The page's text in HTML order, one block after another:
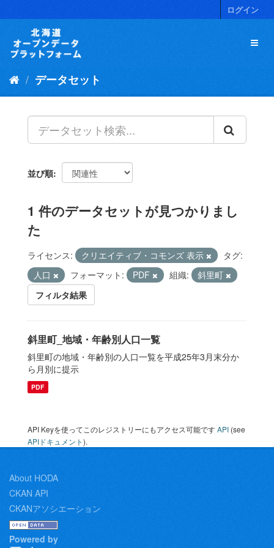
キ
ログイン
データセット
並び順
1 件のデータセットが見つかりまし
た
ライセンス: クリエイティブ・コモンズ 表示
タグ:
人口
フォーマット: PDF 組織:
斜里町
フィルタ結果
斜里町_地域・年齢別人口一覧
斜里町の地域・年齢別の人口一覧を平成25年3月末分か
ら月別に提示
PDF
API Keyを使ってこのレジストリーにもアクセス可能ですAPI (see
APIドキュメント).
About HODA
CKAN API
CKANアソシエーション
Powered by